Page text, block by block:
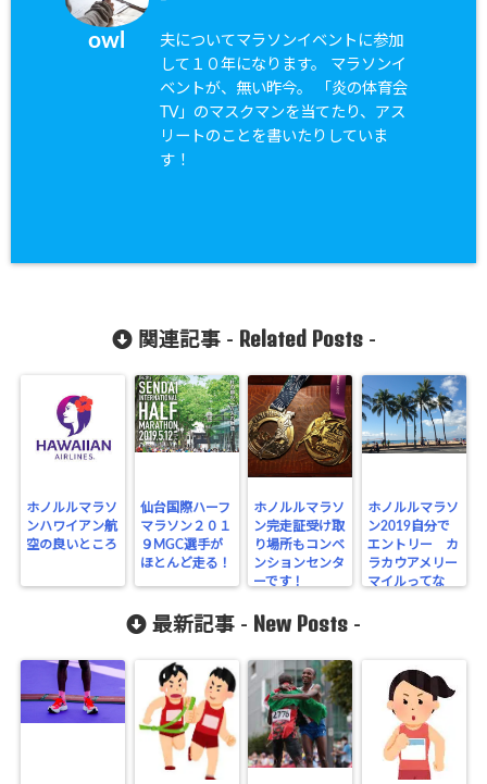
owl
夫についてマラソンイベントに参加
して１０年になります。 マラソンイ
ベントが、無い昨今。 「炎の体育会
TV」のマスクマンを当てたり、アス
リートのことを書いたりしていま
す！
関連記事 - Related Posts-
ホノルルマラソ
ンハワイアン航
空の良いところ
仙台国際ハーフ
マラソン２０１
９MGC選手が
ほとんど走る！
ホノルルマラソ
ン完走証受け取
り場所もコンベ
ンションセンタ
ーです！
ホノルルマラソ
ン2019自分で
エントリー カ
ラカウアメリー
マイルってな
最新記事 - New Posts -